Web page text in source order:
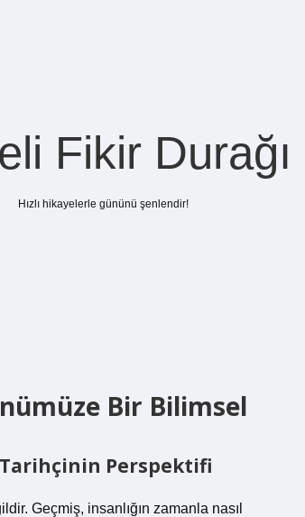
Fikir Durağı
Hızlı hikayelerle gününü şenlendir!
Bir Bilimsel
Perspektifi
Geçmiş, insanlığın zamanla nasıl